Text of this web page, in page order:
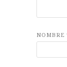
NOMBRE